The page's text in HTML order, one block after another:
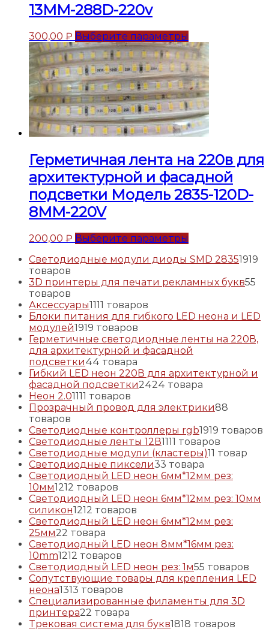
13MM-288D-220v
300,00 ₽ Выберите параметры
Герметичная лента на 220в для
архитектурной и фасадной
подсветки Модель 2835-120D-
8MM-220V
200,00 ₽ Выберите параметры
Светодиодные модули диоды SMD 28351919
товаров
3D принтеры для печати рекламных букв55
товаров
Аксессуары1111 товаров
Блоки питания для гибкого LED неона и LED
модулей1919 товаров
Герметичные светодиодные ленты на 220В,
для архитектурной и фасадной
подсветки44 товара
Гибкий LED неон 220В для архитектурной и
фасадной подсветки2424 товара
Неон 2.01111 товаров
Прозрачный провод для электрики88
товаров
Светодиодные контроллеры rgb1919 товаров
Светодиодные ленты 12В1111 товаров
Светодиодные модули (кластеры)11 товар
Светодиодные пиксели33 товара
Светодиодный LED неон 6мм*12мм рез:
10мм1212 товаров
Светодиодный LED неон 6мм*12мм рез: 10мм
силикон1212 товаров
Светодиодный LED неон 6мм*12мм рез:
25мм22 товара
Светодиодный LED неон 8мм*16мм рез:
10mm1212 товаров
Светодиодный LED неон рез: 1м55 товаров
Сопутствующие товары для крепления LED
неона1313 товаров
Специализированные филаменты для 3D
принтера22 товара
Трековая система для букв1818 товаров